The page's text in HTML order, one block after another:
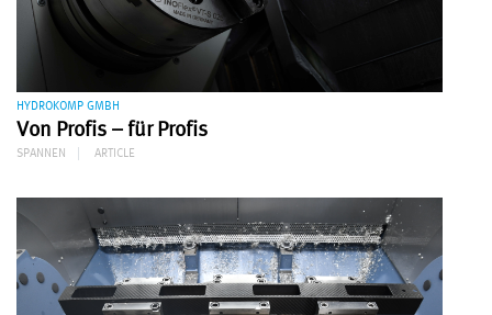
HYDROKOMP GMBH
Von Profis – für Profis
SPANNEN ARTICLE